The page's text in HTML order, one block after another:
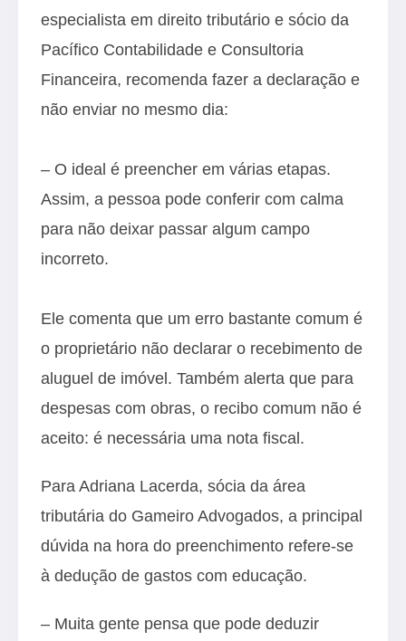
especialista em direito tributário e sócio da
Pacífico Contabilidade e Consultoria
Financeira, recomenda fazer a declaração e
não enviar no mesmo dia:
– O ideal é preencher em várias etapas.
Assim, a pessoa pode conferir com calma
para não deixar passar algum campo
incorreto.
Ele comenta que um erro bastante comum é
o proprietário não declarar o recebimento de
aluguel de imóvel. Também alerta que para
despesas com obras, o recibo comum não é
aceito: é necessária uma nota fiscal.
Para Adriana Lacerda, sócia da área
tributária do Gameiro Advogados, a principal
dúvida na hora do preenchimento refere-se
à dedução de gastos com educação.
– Muita gente pensa que pode deduzir